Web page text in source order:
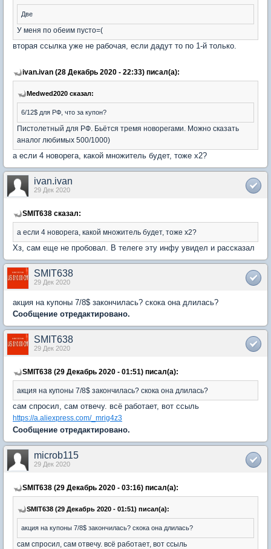
Две
У меня по обеим пусто=(
вторая ссылка уже не рабочая, если дадут то по 1-й только.
ivan.ivan (28 Декабрь 2020 - 22:33) писал(а):
Medwed2020 сказал:
6/12$ для РФ, что за купон?
Пистолетный для РФ. Бьётся тремя новорегами. Можно сказать
аналог любимых 500/1000)
а если 4 новорега, какой множитель будет, тоже х2?
ivan.ivan
29 Дек 2020
SMIT638 сказал:
а если 4 новорега, какой множитель будет, тоже х2?
Хз, сам еще не пробовал. В телеге эту инфу увидел и рассказал
SMIT638
29 Дек 2020
акция на купоны 7/8$ закончилась? скока она длилась?
Сообщение отредактировано.
SMIT638
29 Дек 2020
SMIT638 (29 Декабрь 2020 - 01:51) писал(а):
акция на купоны 7/8$ закончилась? скока она длилась?
сам спросил, сам отвечу. всё работает, вот ссыль
https://a.aliexpress.com/_mrig4z3
Сообщение отредактировано.
microb115
29 Дек 2020
SMIT638 (29 Декабрь 2020 - 03:16) писал(а):
SMIT638 (29 Декабрь 2020 - 01:51) писал(а):
акция на купоны 7/8$ закончилась? скока она длилась?
сам спросил, сам отвечу. всё работает, вот ссыль